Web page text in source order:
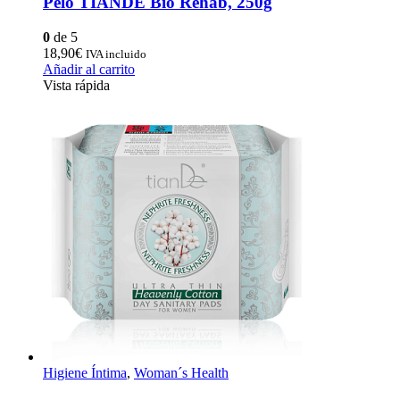
0 de 5
18,90€ IVA incluido
Añadir al carrito
Vista rápida
Higiene Íntima, Woman´s Health